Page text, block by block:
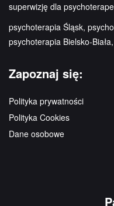
superwizję dla
psychoterapia Śląsk,
psychoterapia Bielsko-
Zapoznaj się:
Polityka prywatności
Polityka Cookies
Dane osobowe